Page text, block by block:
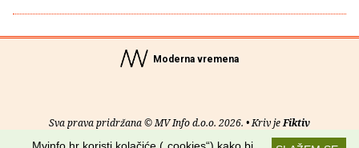
Moderna vremena
Sva prava pridržana © MV Info d.o.o. 2026. • Kriv jeFiktiv